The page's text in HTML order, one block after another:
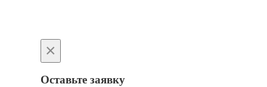
×
Оставьте заявку